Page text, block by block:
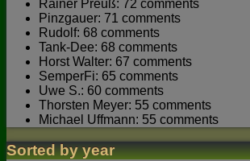
Rainer Preuß: 72 comments
Pinzgauer: 71 comments
Rudolf: 68 comments
Tank-Dee: 68 comments
Horst Walter: 67 comments
SemperFi: 65 comments
Uwe S.: 60 comments
Thorsten Meyer: 55 comments
Michael Uffmann: 55 comments
Sorted by year